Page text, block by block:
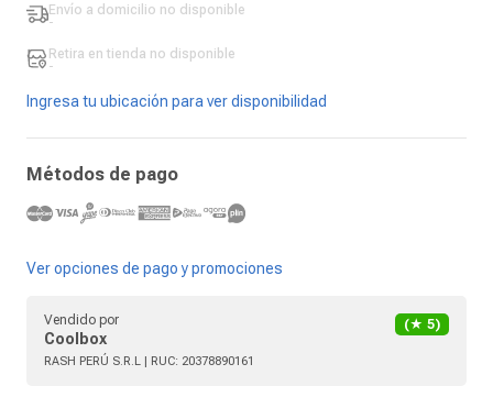
Envío a domicilio no disponible
-
Retira en tienda no disponible
-
Ingresa tu ubicación para ver disponibilidad
Métodos de pago
Ver opciones de pago y promociones
Vendido por
Coolbox
(★ 5)
RASH PERÚ S.R.L | RUC: 20378890161